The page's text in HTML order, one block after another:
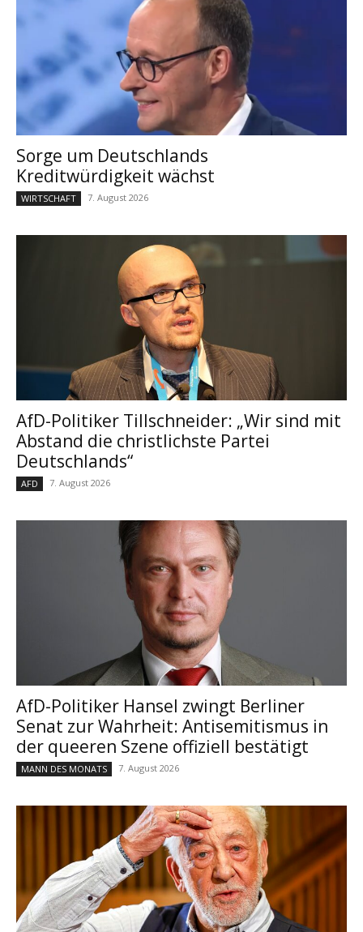
Sorge um Deutschlands
Kreditwürdigkeit wächst
WIRTSCHAFT 7. August 2026
AfD-Politiker Tillschneider: „Wir sind mit
Abstand die christlichste Partei
Deutschlands“
AFD 7. August 2026
AfD-Politiker Hansel zwingt Berliner
Senat zur Wahrheit: Antisemitismus in
der queeren Szene offiziell bestätigt
MANN DES MONATS 7. August 2026